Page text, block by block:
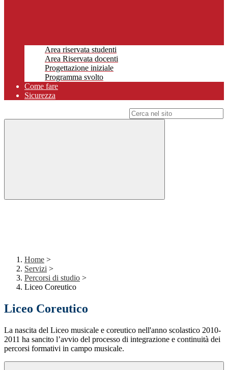
Area riservata studenti
Area Riservata docenti
Progettazione iniziale
Programma svolto
Come fare
Sicurezza
Home >
Servizi >
Percorsi di studio >
Liceo Coreutico
Liceo Coreutico
La nascita del Liceo musicale e coreutico nell'anno scolastico 2010-
2011 ha sancito l’avvio del processo di integrazione e continuità dei
percorsi formativi in campo musicale.